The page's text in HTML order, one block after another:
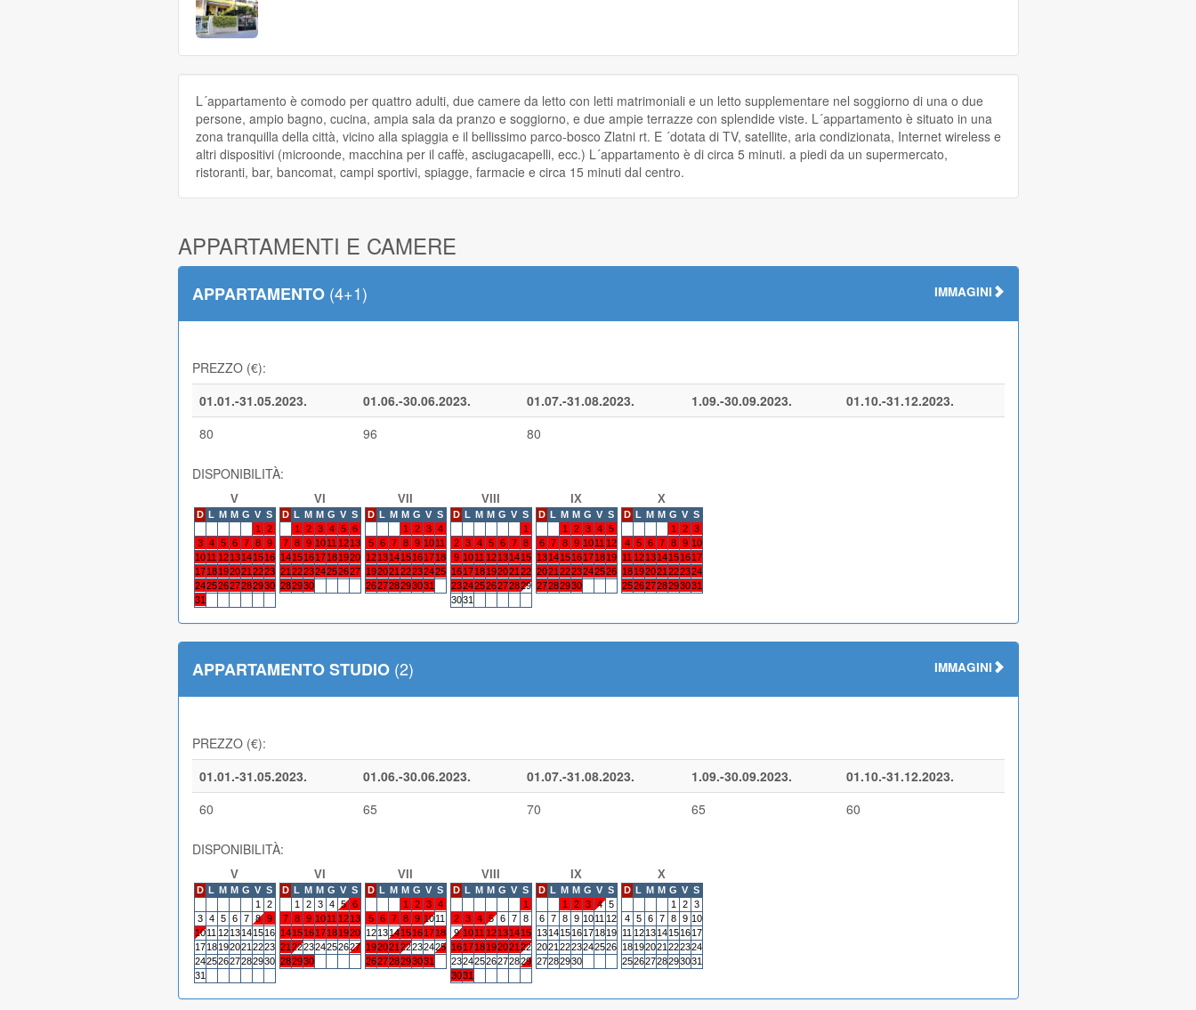
L´appartamento è comodo per quattro adulti, due camere da letto con letti matrimoniali e un letto supplementare nel soggiorno di una o due
persone, ampio bagno, cucina, ampia sala da pranzo e soggiorno, e due ampie terrazze con splendide viste. L´appartamento è situato in una
zona tranquilla della città, vicino alla spiaggia e il bellissimo parco-bosco Zlatni rt. E ´dotata di TV, satellite, aria condizionata, Internet wireless e
altri dispositivi (microonde, macchina per il caffè, asciugacapelli, ecc.) L´appartamento è di circa 5 minuti. a piedi da un supermercato,
ristoranti, bar, bancomat, campi sportivi, spiagge, farmacie e circa 15 minuti dal centro.
APPARTAMENTI E CAMERE
APPARTAMENTO(4+1) IMMAGINI
PREZZO (€):
01.01.-31.05.2023.
01.06.-30.06.2023. 01.07.-31.08.2023. 1.09.-30.09.2023.
01.10.-31.12.2023.
80
96 80
DISPONIBILITÀ:
V
D L M M G V S
1
2
3
4 5 6 7 8
9
10 11 12 13 14 15 16
17 18 192021 2223
24252627282930
31
VI
D L M M G V S
1
2 3 4 5
6
7
8 9 10 11 12 13
14 15 16 17 18 1920
21 222324252627
282930
VII
D L M M G V S
1
2 3
4
5
6 7 8 9 10 11
12 13 14 15 16 17 18
192021 22232425
262728293031
VIII
D L M M G V S
1
2
3 4 5 6 7
8
9 10 11 12 13 14 15
16 17 18 192021 22
23242526272829
3031
IX
D L M M G V S
1
2 3 4
5
6
7 8 9 10 11 12
13 14 15 16 17 18 19
2021 2223242526
27282930
X
D L M M G V S
1
2
3
4
5 6 7 8 9 10
11 12 13 14 15 16 17
18 192021 222324
25262728293031
APPARTAMENTO STUDIO(2) IMMAGINI
PREZZO (€):
01.01.-31.05.2023.
01.06.-30.06.2023. 01.07.-31.08.2023. 1.09.-30.09.2023.
01.10.-31.12.2023.
60
65 70 65 60
DISPONIBILITÀ:
V
D L M M G V S
1
2
3
4 5 6 7 8
9
10 11 12 13 14 15 16
17 18 192021 2223
24252627282930
31
VI
D L M M G V S
1
2 3 4 5
6
7
8 9 10 11 12 13
14 15 16 17 18 1920
21 222324252627
282930
VII
D L M M G V S
1
2 3
4
5
6 7 8 9 10 11
12 13 14 15 16 17 18
192021 22232425
262728293031
VIII
D L M M G V S
1
2
3 4 5 6 7
8
9 10 11 12 13 14 15
16 17 18 192021 22
23242526272829
3031
IX
D L M M G V S
1
2 3 4
5
6
7 8 9 10 11 12
13 14 15 16 17 18 19
2021 2223242526
27282930
X
D L M M G V S
1
2
3
4
5 6 7 8 9 10
11 12 13 14 15 16 17
18 192021 222324
25262728293031